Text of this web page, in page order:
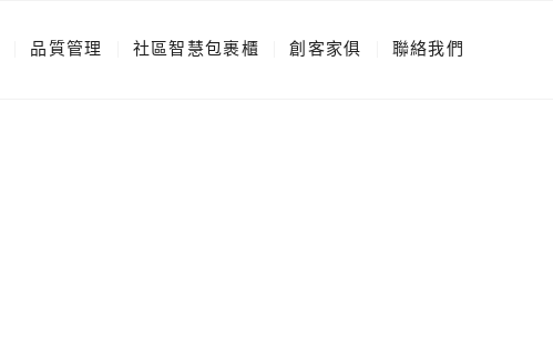
品質管理 社區智慧包裹櫃 創客家俱 聯絡我們